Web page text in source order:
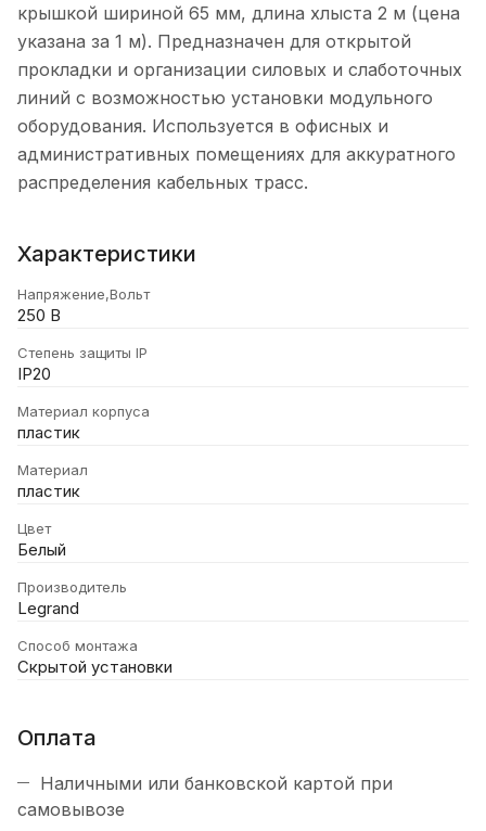
крышкой шириной 65 мм, длина хлыста 2 м (цена
указана за 1 м). Предназначен для открытой
прокладки и организации силовых и слаботочных
линий с возможностью установки модульного
оборудования. Используется в офисных и
административных помещениях для аккуратного
распределения кабельных трасс.
Характеристики
Напряжение,Вольт
250 В
Степень защиты IP
IP20
Материал корпуса
пластик
Материал
пластик
Цвет
Белый
Производитель
Legrand
Способ монтажа
Скрытой установки
Оплата
Наличными или банковской картой при
самовывозе